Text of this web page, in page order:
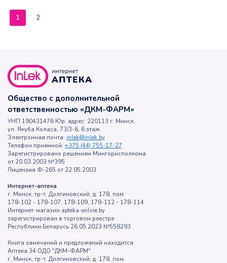
1 2
Общество с дополнительной
ответственностью «ДКМ-ФАРМ»
УНП 190431476 Юр. адрес: 220113 г. Минск,
ул. Якуба Коласа, 73/3-6, 6 этаж
Электронная почта: inlek@inlek.by
Телефон приемной: +375 (44) 755-17-27
Зарегистрировано решением Мингорисполкома
от 20.03.2003 №395
Лицензия Ф-265 от 22.05.2003
Интернет-аптека
г. Минск, тр-т. Долгиновский, д. 178, пом.
178-102 - 178-107, 178-109, 178-112 - 178-114
Интернет-магазин apteka-online.by
зарегистрирован в торговом реестре
Республики Беларусь 26.05.2023 №558293
Книга замечаний и предложений находится:
Аптека 34 ОДО "ДКМ-ФАРМ"
г. Минск, тр-т. Долгиновский, д. 178, пом.